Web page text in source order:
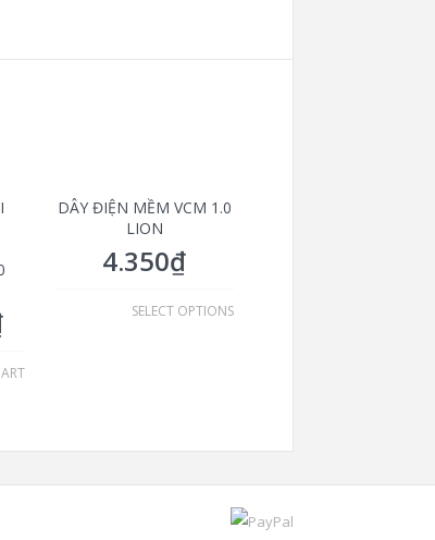
DÂY ĐIỆN MỀM VCM 1.0
LION
4.350₫
SELECT OPTIONS